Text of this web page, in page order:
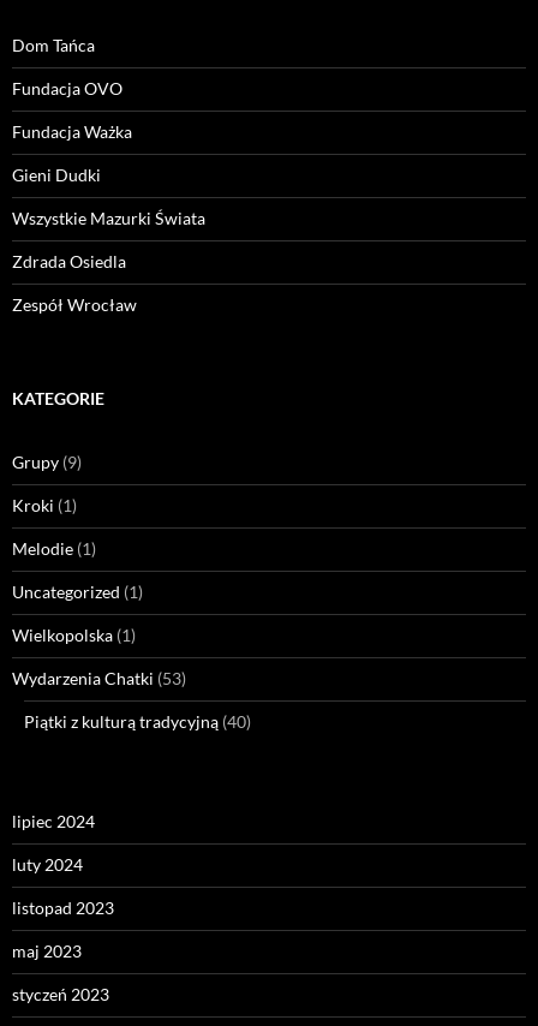
Dom Tańca
Fundacja OVO
Fundacja Ważka
Gieni Dudki
Wszystkie Mazurki Świata
Zdrada Osiedla
Zespół Wrocław
KATEGORIE
Grupy (9)
Kroki (1)
Melodie (1)
Uncategorized (1)
Wielkopolska (1)
Wydarzenia Chatki (53)
Piątki z kulturą tradycyjną (40)
lipiec 2024
luty 2024
listopad 2023
maj 2023
styczeń 2023